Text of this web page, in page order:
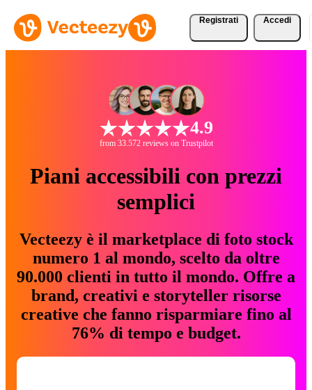
Registrati Accedi
4.9
from 33.572 reviews on Trustpilot
Piani accessibili con prezzi
semplici
Vecteezy è il marketplace di foto stock
numero 1 al mondo, scelto da oltre
90.000 clienti in tutto il mondo. Offre a
brand, creativi e storyteller risorse
creative che fanno risparmiare fino al
76% di tempo e budget.